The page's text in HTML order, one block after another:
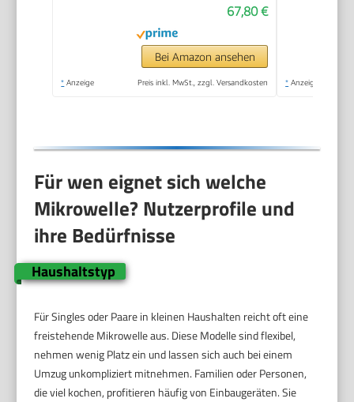
Wärmeverteilung,
17L, Schwarz /
Edelstahl, MW 7886
67,80 €
Bei Amazon ansehen
* Anzeige Preis inkl. MwSt., zzgl. Versandkosten * Anzeige
Für wen eignet sich welche
Mikrowelle? Nutzerprofile und
ihre Bedürfnisse
Haushaltstyp
Für Singles oder Paare in kleinen Haushalten reicht oft eine
freistehende Mikrowelle aus. Diese Modelle sind flexibel,
nehmen wenig Platz ein und lassen sich auch bei einem
Umzug unkompliziert mitnehmen. Familien oder Personen,
die viel kochen, profitieren häufig von Einbaugeräten. Sie